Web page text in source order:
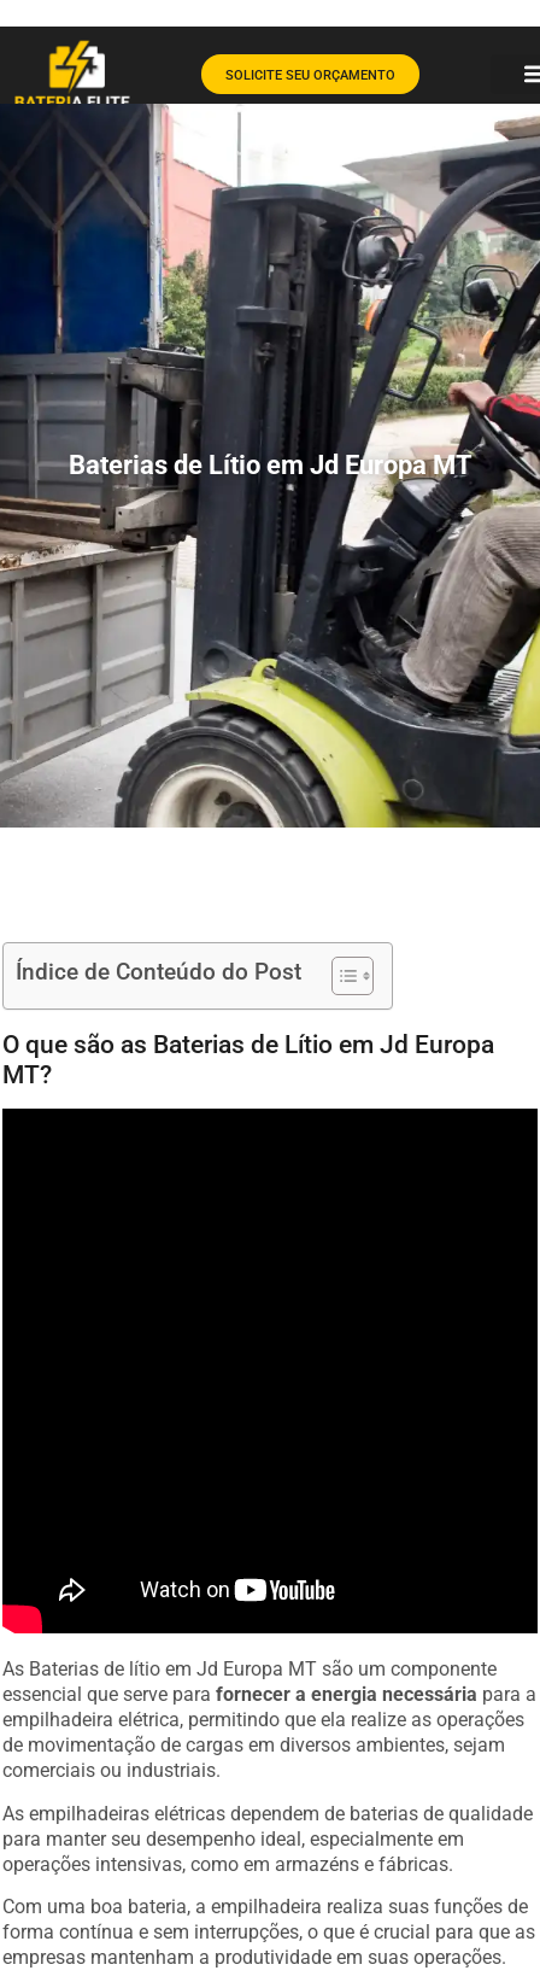
Baterias de Lítio em Jd Europa MT
Índice de Conteúdo do Post
O que são as Baterias de Lítio em Jd Europa
MT?
As Baterias de lítio em Jd Europa MT são um componente
essencial que serve para fornecer a energia necessária
empilhadeira elétrica, permitindo que ela realize as operações
de movimentação de cargas em diversos ambientes, sejam
comerciais ou industriais.
As empilhadeiras elétricas dependem de baterias de qualidade
para manter seu desempenho ideal, especialmente em
operações intensivas, como em armazéns e fábricas.
Com uma boa bateria, a empilhadeira realiza suas funções de
forma contínua e sem interrupções, o que é crucial para que as
empresas mantenham a produtividade em suas operações.